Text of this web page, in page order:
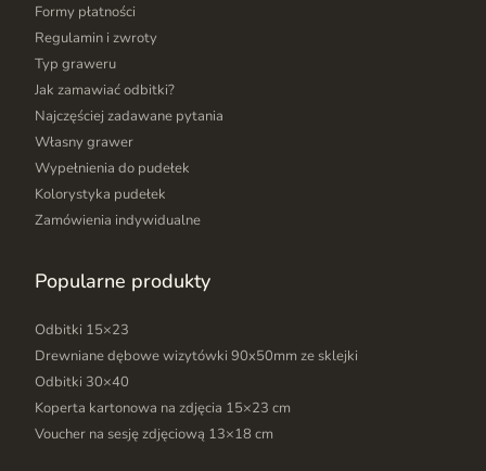
Formy płatności
Regulamin i zwroty
Typ graweru
Jak zamawiać odbitki?
Najczęściej zadawane pytania
Własny grawer
Wypełnienia do pudełek
Kolorystyka pudełek
Zamówienia indywidualne
Popularne produkty
Odbitki 15×23
Drewniane dębowe wizytówki 90x50mm ze sklejki
Odbitki 30×40
Koperta kartonowa na zdjęcia 15×23 cm
Voucher na sesję zdjęciową 13×18 cm